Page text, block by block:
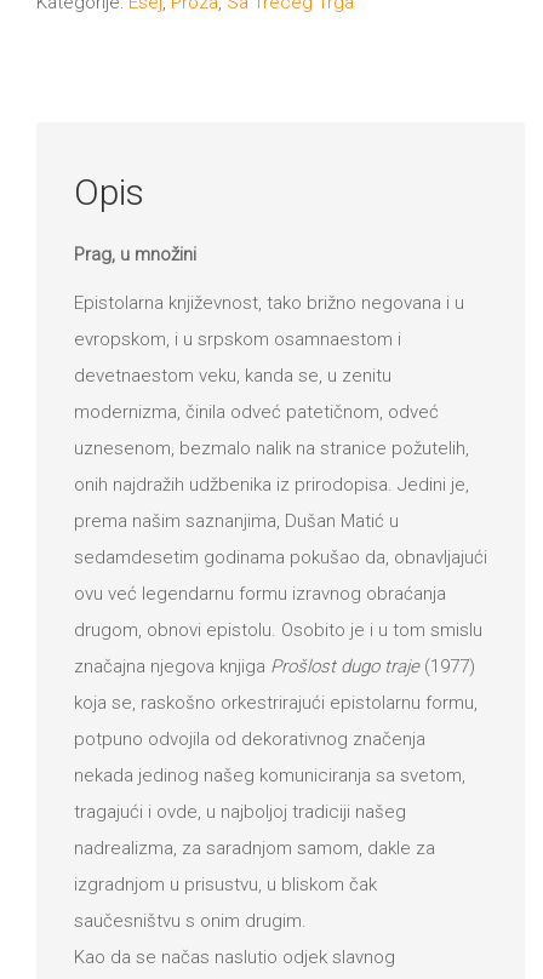
Trgni
DRVO
Opis
Prag, u množini
Epistolarna književnost, tako brižno negovana i u
evropskom, i u srpskom osamnaestom i
devetnaestom veku, kanda se, u zenitu
modernizma, činila odveć patetičnom, odveć
uznesenom, bezmalo nalik na stranice požutelih,
onih najdražih udžbenika iz prirodopisa. Jedini je,
prema našim saznanjima, Dušan Matić u
sedamdesetim godinama pokušao da, obnavljajući
ovu već legendarnu formu izravnog obraćanja
drugom, obnovi epistolu. Osobito je i u tom smislu
značajna njegova knjiga Prošlost dugo traje (1977)
koja se, raskošno orkestrirajući epistolarnu formu,
potpuno odvojila od dekorativnog značenja
nekada jedinog našeg komuniciranja sa svetom,
tragajući i ovde, u najboljoj tradiciji našeg
nadrealizma, za saradnjom samom, dakle za
izgradnjom u prisustvu, u bliskom čak
saučesništvu s onim drugim.
Kao da se načas naslutio odjek slavnog